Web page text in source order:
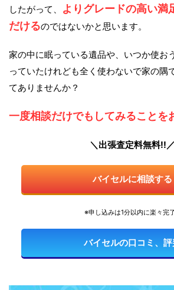
したがって、
よりグレードの高い満
だけるのではないかと思います。
家の中に眠っている遺品や、いつか使お
っていたけれども全く使わないで家の隅
てありませんか？
一度相談だけでもしてみることを
＼出張査定料無料!!／
バイセルに相談する
※申し込みは1分以内に楽々完
バイセルの口コミ、評